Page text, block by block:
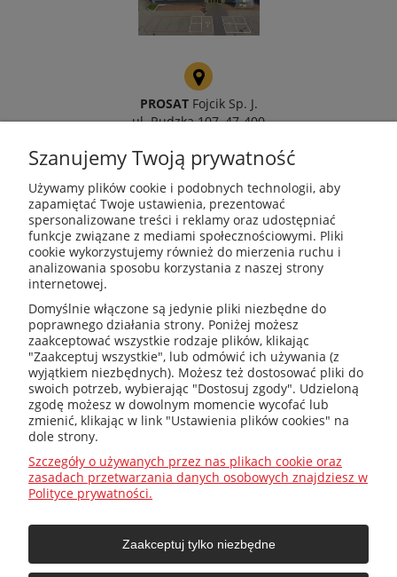
PROSATFojcik Sp. J.
ul. Rudzka 107, 47-400
kotly@kotly.com.pl
+48 32 419 01 20
+48 32 415 31 65
O firmie
Szanujemy Twoją prywatność
Używamy plików cookie i podobnych technologii, aby
zapamiętać Twoje ustawienia, prezentować
spersonalizowane treści i reklamy oraz udostępniać
funkcje związane z mediami społecznościowymi. Pliki
cookie wykorzystujemy również do mierzenia ruchu i
analizowania sposobu korzystania z naszej strony
internetowej.
Domyślnie włączone są jedynie pliki niezbędne do
poprawnego działania strony. Poniżej możesz
zaakceptować wszystkie rodzaje plików, klikając
"Zaakceptuj wszystkie", lub odmówić ich używania (z
wyjątkiem niezbędnych). Możesz też dostosować pliki do
swoich potrzeb, wybierając "Dostosuj zgody". Udzieloną
zgodę możesz w dowolnym momencie wycofać lub
zmienić, klikając w link "Ustawienia plików cookies" na
dole strony.
Szczegóły o używanych przez nas plikach cookie oraz
zasadach przetwarzania danych osobowych znajdziesz w
Polityce prywatności.
Zaakceptuj tylko niezbędne